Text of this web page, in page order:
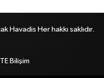
Havadis Her hakkı saklıdır.
TE Bilişim